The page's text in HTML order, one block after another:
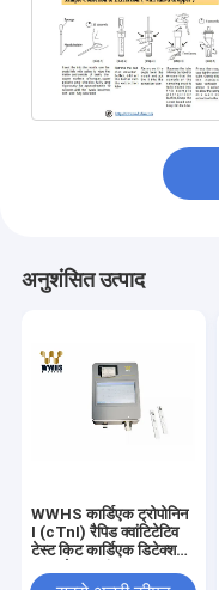
अनुशंसित उत्पाद
WWHS कार्डिएक ट्रोपोनिन
I (cTnI) रैपिड क्वांटिटेटिव
टेस्ट किट कार्डिएक डिटेक्शन